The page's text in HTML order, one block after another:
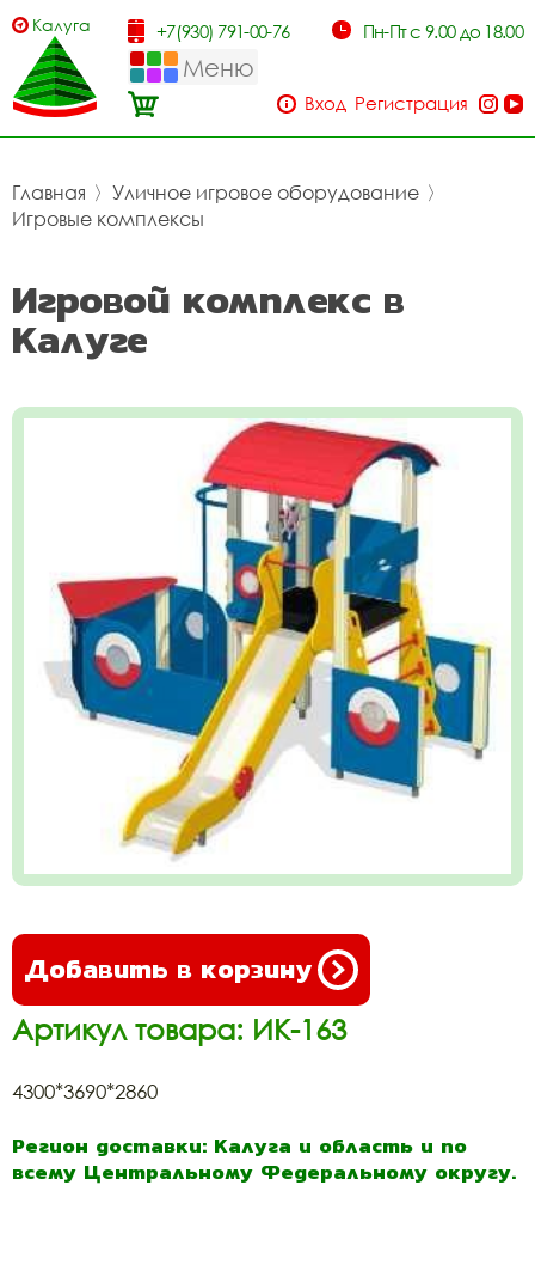
Калуга +7(930) 791-00-76 Пн-Пт с 9.00 до 18.00
Меню
Вход Регистрация
Главная 〉 Уличное игровое оборудование 〉
Игровые комплексы
Игровой комплекс в
Калуге
Добавить в корзину
Артикул товара: ИК-163
4300*3690*2860
Регион доставки: Калуга и область и по
всему Центральному Федеральному округу.